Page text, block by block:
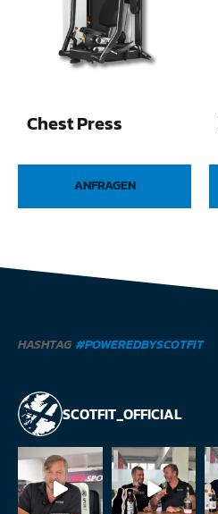
Chest Press
ANFRAGEN
HASHTAG #POWEREDBYSCOTFIT
SCOTFIT_OFFICIAL